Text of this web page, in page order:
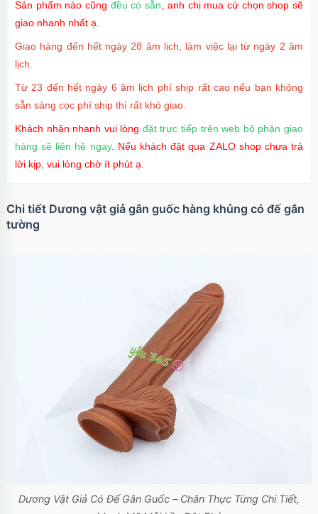
Sản phẩm nào cũng đều có sẵn , anh chị mua cứ chọn shop sẽ
giao nhanh nhất ạ.
Giao hàng đến hết ngày 28 âm lịch, làm việc lại từ ngày 2 âm
lịch.
Từ 23 đến hết ngày 6 âm lịch phí ship rất cao nếu bạn không
sẵn sàng cọc phí ship thì rất khó giao.
Khách nhận nhanh vui lòng đặt trực tiếp trên web bộ phận giao
hàng sẽ liên hệ ngay. Nếu khách đặt qua ZALO shop chưa trả
lời kịp, vui lòng chờ ít phút ạ.
Chi tiết Dương vật giả gân guốc hàng khủng có đế gắn
tường
Dương Vật Giả Có Đế Gân Guốc – Chân Thực Từng Chi Tiết,